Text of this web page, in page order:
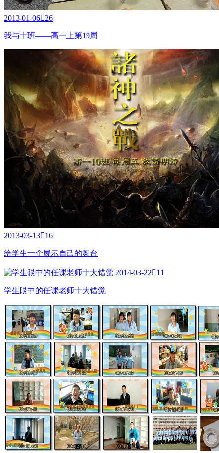
2013-01-0626
我与十班——高一上第19周
2013-03-1316
给学生一个展示自己的舞台
2014-03-2211
学生眼中的任课老师十大错觉